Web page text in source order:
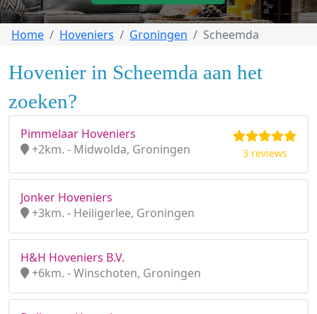
Home Hoveniers Groningen Scheemda
Hovenier in Scheemda aan het
zoeken?
Pimmelaar Hoveniers
+2km. - Midwolda, Groningen
3 reviews
Jonker Hoveniers
+3km. - Heiligerlee, Groningen
H&H Hoveniers B.V.
+6km. - Winschoten, Groningen